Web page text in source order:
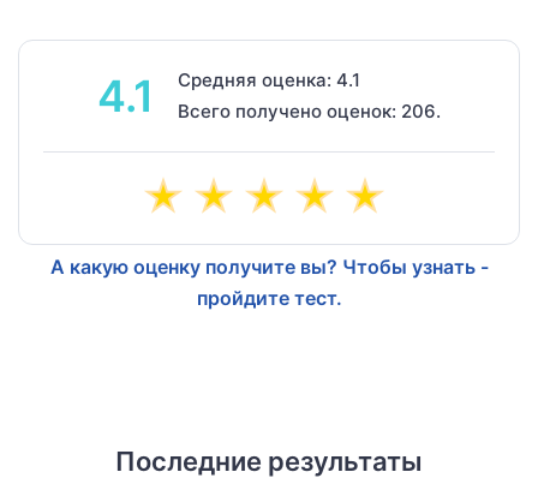
4.1
Средняя оценка: 4.1
Всего получено оценок: 206.
А какую оценку получите вы? Чтобы узнать -
пройдите тест.
Последние результаты